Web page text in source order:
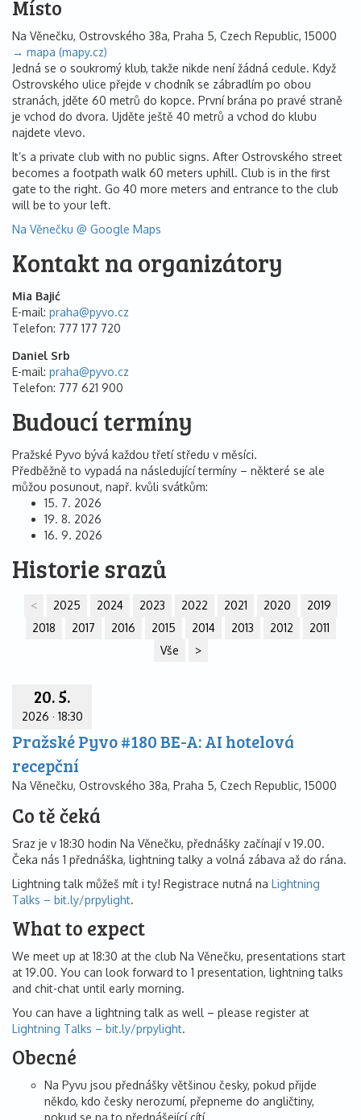
Místo
Na Věnečku, Ostrovského 38a, Praha 5, Czech Republic, 15000
→ mapa (mapy.cz)
Jedná se o soukromý klub, takže nikde není žádná cedule. Když
Ostrovského ulice přejde v chodník se zábradlím po obou
stranách, jděte 60 metrů do kopce. První brána po pravé straně
je vchod do dvora. Ujděte ještě 40 metrů a vchod do klubu
najdete vlevo.
It’s a private club with no public signs. After Ostrovského street
becomes a footpath walk 60 meters uphill. Club is in the first
gate to the right. Go 40 more meters and entrance to the club
will be to your left.
Na Věnečku @ Google Maps
Kontakt na organizátory
Mia Bajić
E-mail praha@pyvo.cz
Telefon 777 177 720
Daniel Srb
E-mail praha@pyvo.cz
Telefon 777 621 900
Budoucí termíny
Pražské Pyvo bývá každou třetí středu v měsíci.
Předběžně to vypadá na následující termíny – některé se ale
můžou posunout, např. kvůli svátkům:
15. 7. 2026
19. 8. 2026
16. 9. 2026
Historie srazů
< 2025 2024 2023 2022 2021 2020
2019
2018
2017 2016 2015 2014 2013 2012
2011
Vše
>
20. 5.
2026 · 18:30
Pražské Pyvo #180 BE-A: AI hotelová
recepční
Na Věnečku, Ostrovského 38a, Praha 5, Czech Republic, 15000
Co tě čeká
Sraz je v 18:30 hodin Na Věnečku, přednášky začínají v 19.00.
Čeka nás 1 přednáška, lightning talky a volná zábava až do rána.
Lightning talk můžeš mít i ty! Registrace nutná na Lightning
Talks – bit.ly/prpylight.
What to expect
We meet up at 18:30 at the club Na Věnečku, presentations start
at 19.00. You can look forward to 1 presentation, lightning talks
and chit-chat until early morning.
You can have a lightning talk as well – please register at
Lightning Talks – bit.ly/prpylight.
Obecné
Na Pyvu jsou přednášky většinou česky, pokud přijde
někdo, kdo česky nerozumí, přepneme do angličtiny,
pokud se na to přednášející cítí.